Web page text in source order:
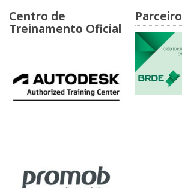
Centro de
Treinamento Oficial
Parceiro